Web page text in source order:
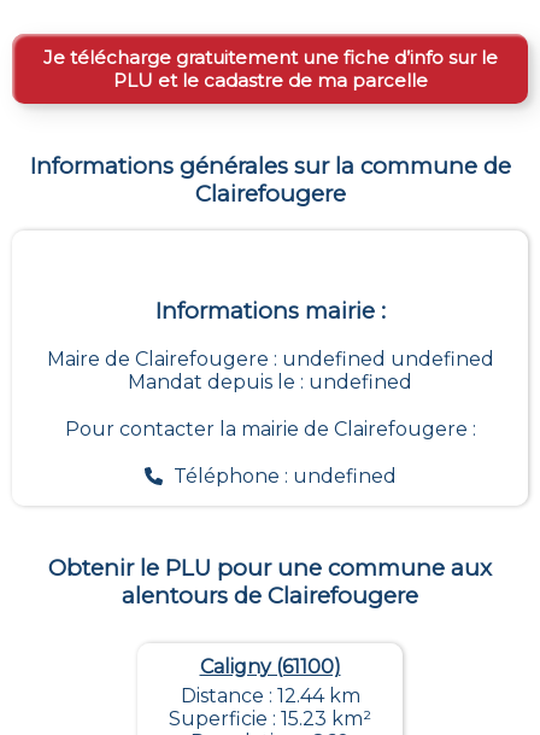
Je télécharge gratuitement une fiche d’info sur le
PLU et le cadastre de ma parcelle
Informations générales sur la commune de
Clairefougere
Informations mairie :
Maire de Clairefougere : undefined undefined
Mandat depuis le : undefined
Pour contacter la mairie de Clairefougere :
Téléphone : undefined
Obtenir le PLU pour une commune aux
alentours de Clairefougere
Caligny (61100)
Distance : 12.44 km
Superficie : 15.23 km²